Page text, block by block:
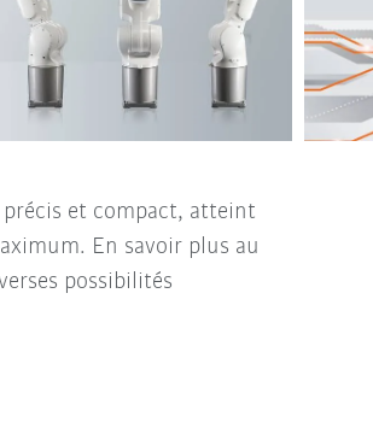
précis et compact, atteint
En savoir plus au
possibilités